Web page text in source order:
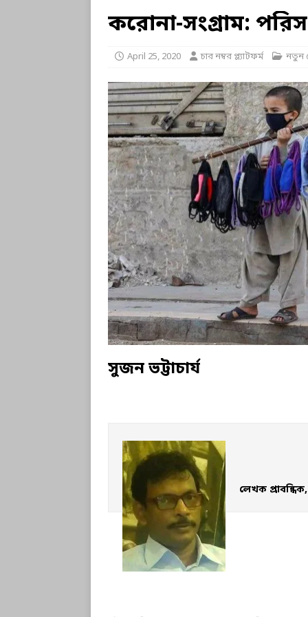
করোনা-সংগ্রাম:
April 25, 2020 চার নম্বর প্ল্যাটফর্ম নতুন
সুজন ভট্টাচার্য
লেখক